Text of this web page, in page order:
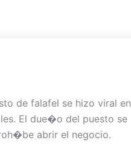
de falafel se hizo viral en
El due�o del puesto se
abrir el negocio.